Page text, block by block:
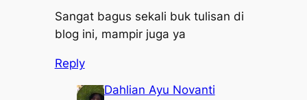
Sangat bagus sekali buk tulisan di
blog ini, mampir juga ya
Reply
Dahlian Ayu Novanti